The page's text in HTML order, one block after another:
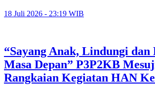
18 Juli 2026 - 23:19 WIB
“Sayang Anak, Lindungi dan
Masa Depan” P3P2KB
Rangkaian Kegiatan HAN